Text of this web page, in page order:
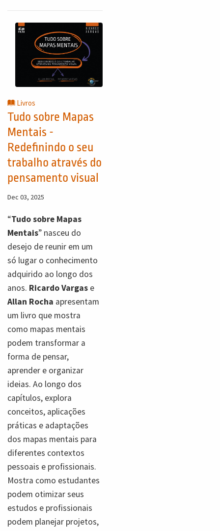
Livros
Tudo sobre Mapas
Mentais -
Redefinindo o seu
trabalho através do
pensamento visual
Dec 03, 2025
“Tudo sobre Mapas
Mentais” nasceu do
desejo de reunir em um
só lugar o conhecimento
adquirido ao longo dos
anos. Ricardo Vargas e
Allan Rocha apresentam
um livro que mostra
como mapas mentais
podem transformar a
forma de pensar,
aprender e organizar
ideias. Ao longo dos
capítulos, explora
conceitos, aplicações
práticas e adaptações
dos mapas mentais para
diferentes contextos
pessoais e profissionais.
Mostra como estudantes
podem otimizar seus
estudos e profissionais
podem planejar projetos,